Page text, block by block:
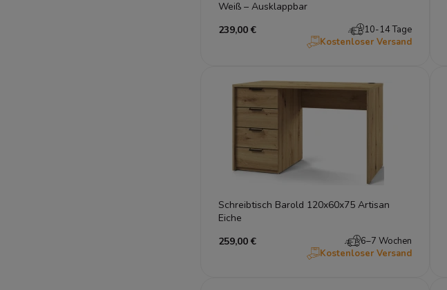
Weiß – Ausklappbar
239,00 €
10-14 Tage
Kostenloser Versand
Schreibtisch Barold 120x60x75 Artisan
Eiche
259,00 €
6–7 Wochen
Kostenloser Versand